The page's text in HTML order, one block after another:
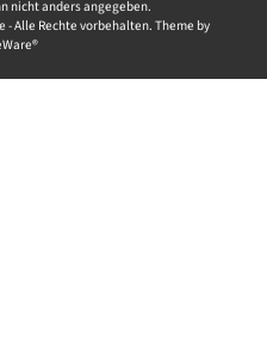
nicht anders angegeben.
Alle Rechte vorbehalten. Theme by